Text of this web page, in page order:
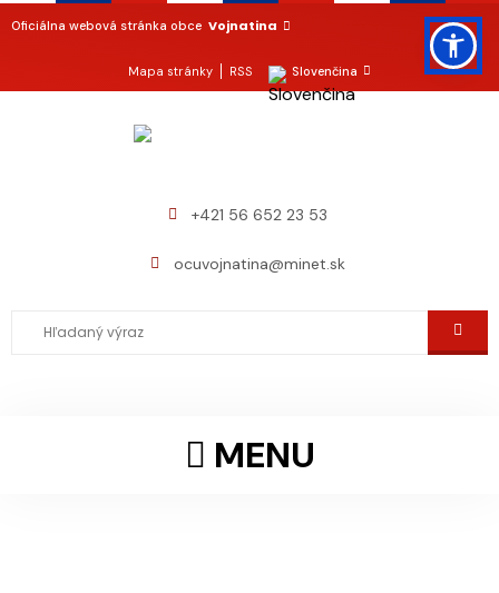
Oficiálna webová stránka obce Vojnatina
Mapa stránky RSS Slovenčina
+421 56 652 23 53
ocuvojnatina@minet.sk
MENU